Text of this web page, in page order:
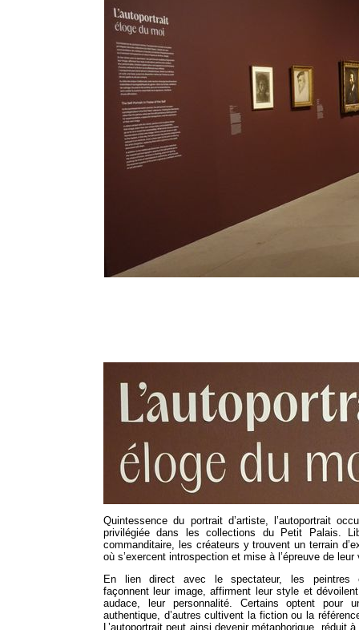
Quintessence du portrait d’artiste, l’autoportrait
privilégiée dans les collections du Petit Palais.
commanditaire, les créateurs y trouvent un terrain
où s’exercent introspection et mise à l’épreuve de leur
En lien direct avec le spectateur, les peintres
façonnent leur image, affirment leur style et
audace, leur personnalité. Certains optent pour
authentique, d’autres cultivent la fiction ou la
L’autoportrait peut ainsi devenir métaphorique, réduit